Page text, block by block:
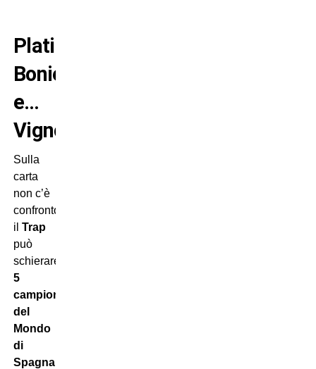
Platini,
Boniek
e…
Vignola
Sulla
carta
non c’è
confronto,
il Trap
può
schierare
5
campioni
del
Mondo
di
Spagna